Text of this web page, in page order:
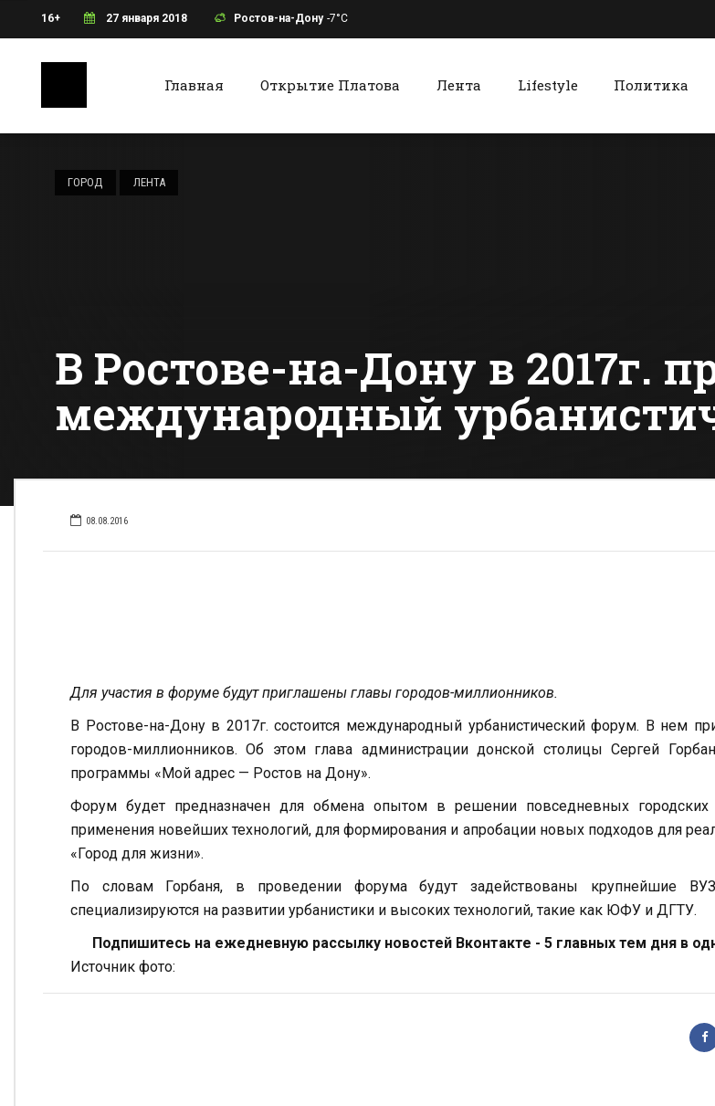
16+ 27 января 2018 Ростов-на-Дону -7°C
Главная Открытие Платова Лента Lifestyle Политика
ГОРОД ЛЕНТА
В Ростове-на-Дону в 2017г.
международный
08.08.2016
Для участия в форуме будут приглашены главы городов-миллионников.
В Ростове-на-Дону в 2017г. состоится международный урбанистический форум. В нем
городов-миллионников. Об этом глава администрации донской столицы Сергей
программы «Мой адрес — Ростов на Дону».
Форум будет предназначен для обмена опытом в решении повседневных
применения новейших технологий, для формирования и апробации новых подходов для
«Город для жизни».
По словам Горбаня, в проведении форума будут задействованы крупнейшие
специализируются на развитии урбанистики и высоких технологий, такие как ЮФУ и ДГТУ.
Подпишитесь на ежедневную рассылку новостей Вконтакте - 5 главных тем дня в
Источник фото: